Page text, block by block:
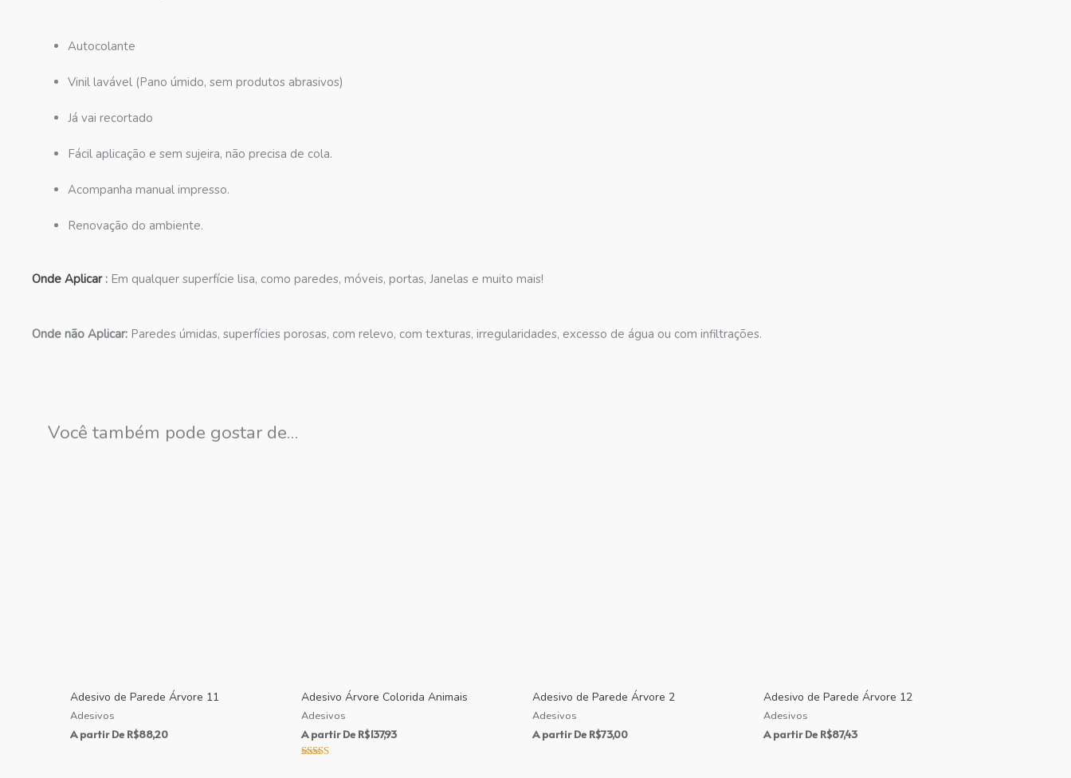
Autocolante
Vinil lavável (Pano úmido, sem produtos abrasivos)
Já vai recortado
Fácil aplicação e sem sujeira, não precisa de cola.
Acompanha manual impresso.
Renovação do ambiente.
Onde Aplicar : Em qualquer superfície lisa, como paredes, móveis, portas, Janelas e muito mais!
Onde não Aplicar: Paredes úmidas, superfícies porosas, com relevo, com texturas, irregularidades, excesso de água ou com infiltrações.
Você também pode gostar de…
Adesivo de Parede Árvore 11
Adesivos
A partir De R$88,20
Adesivo Árvore Colorida Animais
Adesivos
A partir De R$137,93
Adesivo de Parede Árvore 2
Adesivos
A partir De R$73,00
Adesivo de Parede Árvore 12
Adesivos
A partir De R$87,43